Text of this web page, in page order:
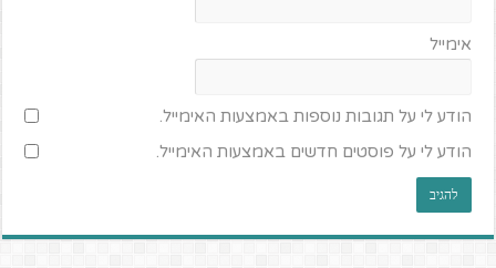
אימייל
הודע לי על תגובות נוספות באמצעות האימייל.
הודע לי על פוסטים חדשים באמצעות האימייל.